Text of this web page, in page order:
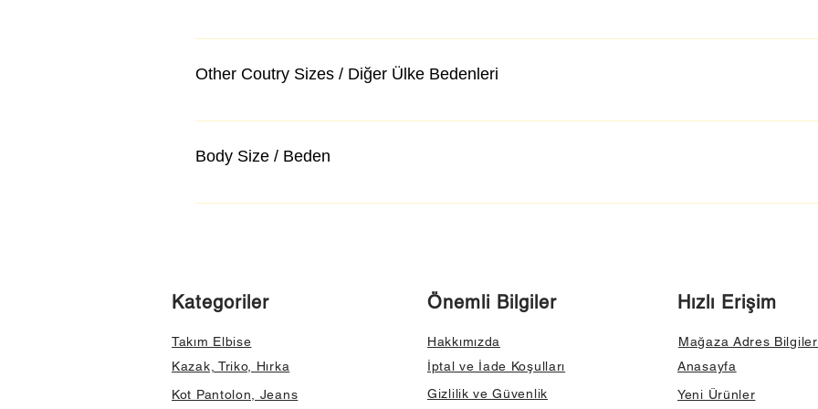
Other Coutry Sizes / Diğer Ülke Bedenleri
Body Size / Beden
Kategoriler
Takım Elbise
Kazak, Triko, Hırka
Kot Pantolon, Jeans
Önemli Bilgiler
Hakkımızda
İptal ve İade Koşulları
Gizlilik ve Güvenlik
Hızlı Erişim
Mağaza Adres
Anasayfa
Yeni Ürünler